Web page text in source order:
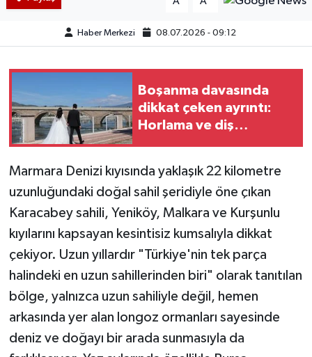
Haber Merkezi 08.07.2026 - 09:12
Boşanma davasında
dikkat çeken ayrıntı:
Horlama ve diş
Marmara Denizi kıyısında yaklaşık 22 kilometre
uzunluğundaki doğal sahil şeridiyle öne çıkan
Karacabey sahili, Yeniköy, Malkara ve Kurşunlu
kıyılarını kapsayan kesintisiz kumsalıyla dikkat
çekiyor. Uzun yıllardır "Türkiye'nin tek parça
halindeki en uzun sahillerinden biri" olarak tanıtılan
bölge, yalnızca uzun sahiliyle değil, hemen
arkasında yer alan longoz ormanları sayesinde
deniz ve doğayı bir arada sunmasıyla da